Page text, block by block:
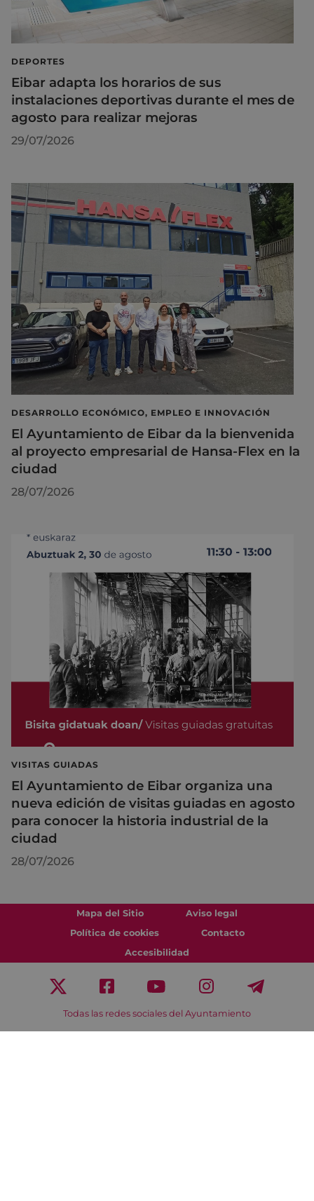
DEPORTES
Eibar adapta los horarios de sus
instalaciones deportivas durante el mes de
agosto para realizar mejoras
29/07/2026
DESARROLLO ECONÓMICO, EMPLEO E INNOVACIÓN
El Ayuntamiento de Eibar da la bienvenida
al proyecto empresarial de Hansa-Flex en la
ciudad
28/07/2026
VISITAS GUIADAS
El Ayuntamiento de Eibar organiza una
nueva edición de visitas guiadas en agosto
para conocer la historia industrial de la
ciudad
28/07/2026
Mapa del Sitio
Aviso legal
Política de cookies
Contacto
Accesibilidad
Todas las redes sociales del Ayuntamiento